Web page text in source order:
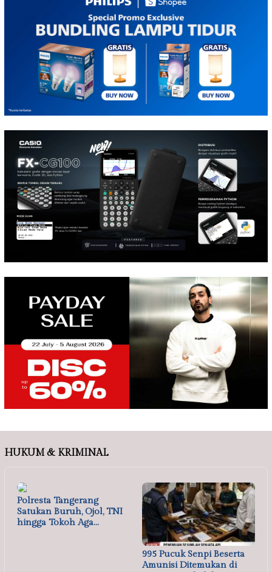
HUKUM & KRIMINAL
Polresta Tangerang
Satukan Buruh, Ojol, TNI
hingga Tokoh Aga…
995 Pucuk Senpi Beserta
Amunisi Ditemukan di